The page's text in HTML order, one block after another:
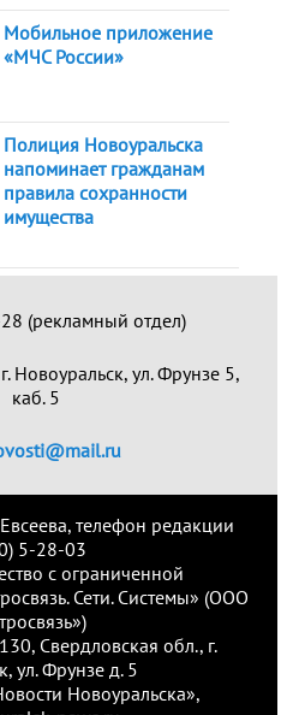
Мобильное приложение
«МЧС России»
Полиция Новоуральска
напоминает гражданам
правила сохранности
имущества
(рекламный отдел)
Новоуральск, ул. Фрунзе 5,
каб. 5
телефон редакции
5-28-03
с ограниченной
Сети. Системы» (ООО
Свердловская обл., г.
ул. Фрунзе д. 5
Новоуральска»,